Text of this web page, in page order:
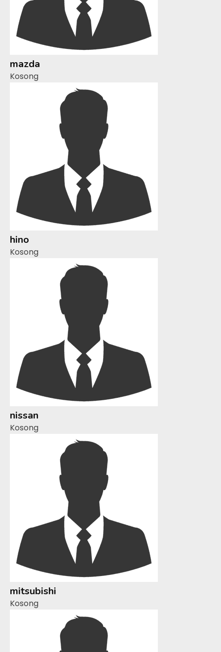
mazda
Kosong
hino
Kosong
nissan
Kosong
mitsubishi
Kosong